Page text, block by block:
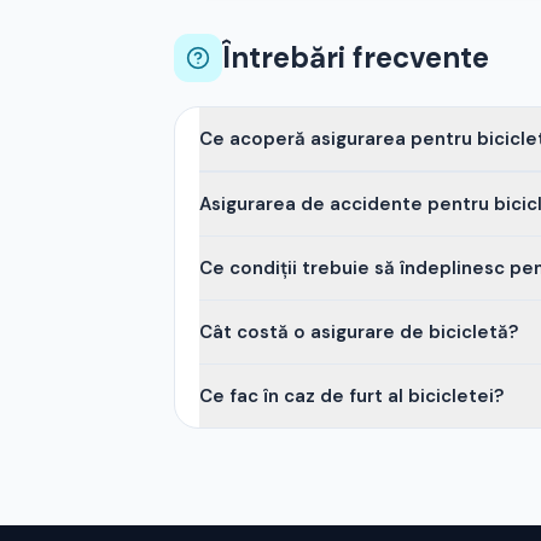
Întrebări frecvente
Ce acoperă asigurarea pentru
Accidente + Răspundere civilă
Asigurarea de accidente pentru
civilă acoperă toți membrii familiei, nu
Ce condiții trebuie să îndeplinesc
facturade achiziție ca dovadă a valorii.
Cât costă o asigurare de bicicletă?
accidente + răspundere civilă) oferă
Ce fac în caz de furt al bicicletei?